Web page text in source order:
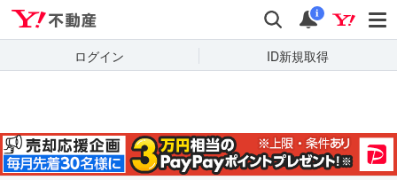
検索 通知
i
ログイン ID新規取得
キーワードで
質問を探す